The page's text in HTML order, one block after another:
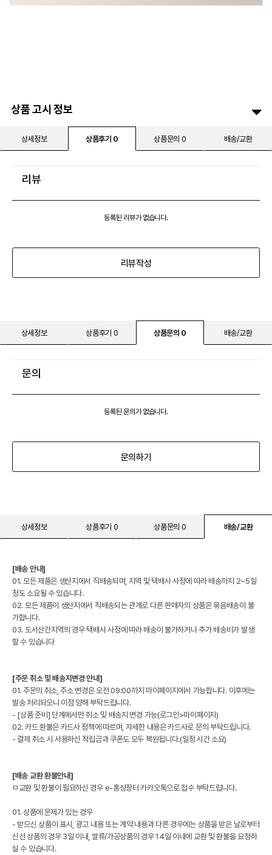
상품 고시 정보
상세정보 상품후기 0 상품문의 0 배송/교환
리뷰
등록된 리뷰가 없습니다.
리뷰작성
상세정보 상품후기 0 상품문의 0 배송/교환
문의
등록된 문의가 없습니다.
문의하기
상세정보 상품후기 0 상품문의 0 배송/교환
[배송 안내]
01. 모든 제품은 생산지에서 직배송되며, 지역 및 택배사 사정에 따라 배송까지 2~5일
정도 소요될 수 있습니다.
02. 모든 제품이 생산지에서 직배송되는 관계로 다른 판매자의 상품은 묶음배송이 불
가합니다.
03. 도서산간지역의 경우 택배사 사정에 따라 배송이 불가하거나 추가 배송비가 발생
할 수 있습니다
[주문 취소 및 배송지변경 안내]
01. 주문의 취소, 주소 변경은 오전 09:00까지 마이페이지에서 가능합니다. 이후에는
발송 처리되오니 이점 양해 부탁드립니다.
- [상품 준비] 단계에서만 취소 및 배송지 변경 가능(로그인>마이페이지)
02. 카드 환불은 카드사 정책에 따르며, 자세한 내용은 카드사로 문의 부탁드립니다.
- 결제 취소 시 사용하신 적립금과 쿠폰도 모두 복원됩니다.(일정 시간 소요)
[배송 교환 환불안내]
ㅁ교환 및 환불이 필요하신 경우 e-홍성장터 카카오톡으로 접수 부탁드립니다.
01. 상품에 문제가 있는 경우
- 받으신 상품이 표시, 광고 내용 또는 계약 내용과 다른 경우에는 상품을 받은 날로부터
신선 상품의 경우 3일 이내, 쌀류/가공상품의 경우 14일 이내에 교환 및 환불을 요청하
실 수 있습니다.